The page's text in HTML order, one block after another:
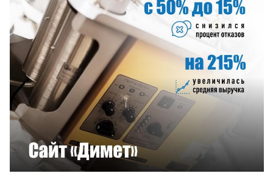
Смотреть проект